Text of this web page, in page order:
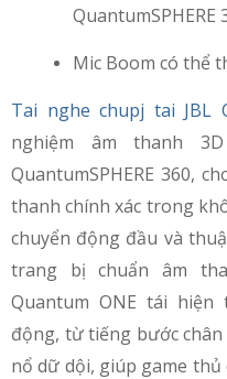
QuantumSPHERE
Mic Boom có thể
Tai nghe chupj tai JBL
nghiệm âm thanh
QuantumSPHERE 360,
thanh chính xác trong
chuyển động đầu và
trang bị chuẩn âm
Quantum ONE tái
động, từ tiếng bước
nổ dữ dội, giúp game